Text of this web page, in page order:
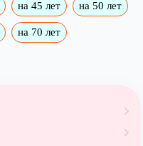
на 45 лет на 50 лет
на 70 лет